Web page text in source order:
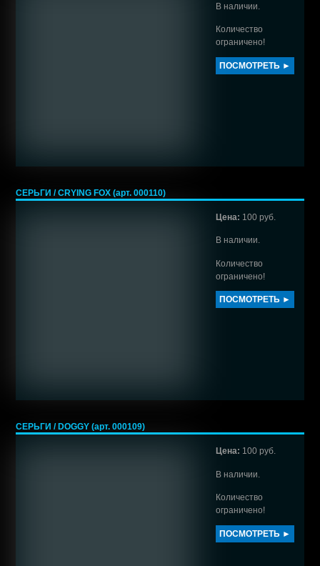
В наличии.
Количество
ограничено!
ПОСМОТРЕТЬ ►
СЕРЬГИ / CRYING FOX (арт. 000110)
Цена: 100 руб.
В наличии.
Количество
ограничено!
ПОСМОТРЕТЬ ►
СЕРЬГИ / DOGGY (арт. 000109)
Цена: 100 руб.
В наличии.
Количество
ограничено!
ПОСМОТРЕТЬ ►